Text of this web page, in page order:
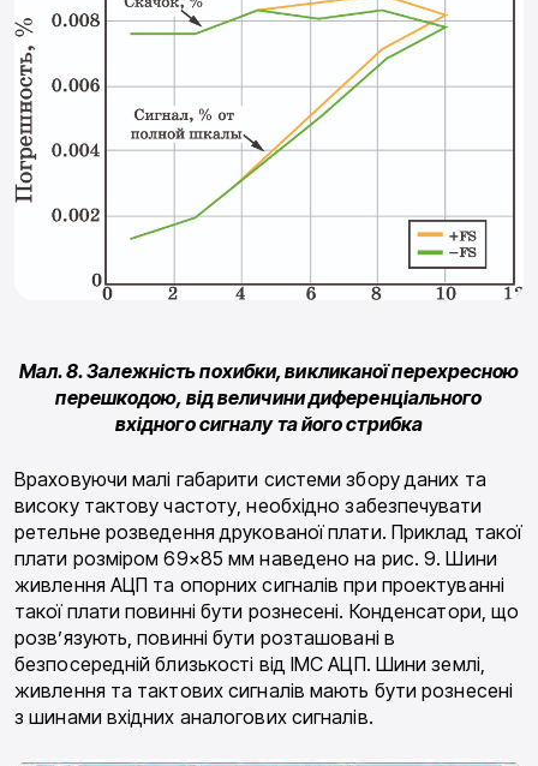
Мал. 8. Залежність похибки, викликаної перехресною
перешкодою, від величини диференціального
вхідного сигналу та його стрибка
Враховуючи малі габарити системи збору даних та
високу тактову частоту, необхідно забезпечувати
ретельне розведення друкованої плати. Приклад такої
плати розміром 69×85 мм наведено на рис. 9. Шини
живлення АЦП та опорних сигналів при проектуванні
такої плати повинні бути рознесені. Конденсатори, що
розв’язують, повинні бути розташовані в
безпосередній близькості від ІМС АЦП. Шини землі,
живлення та тактових сигналів мають бути рознесені
з шинами вхідних аналогових сигналів.